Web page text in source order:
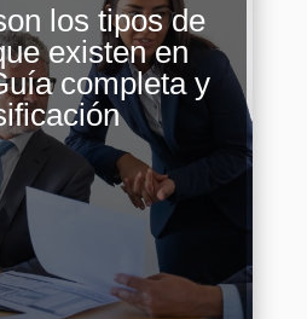
los tipos de
existen en
completa y
mundo de las fianzas en
un laberinto lleno de
y opciones confusas. Sin
su clasificación es más...
Leyendo